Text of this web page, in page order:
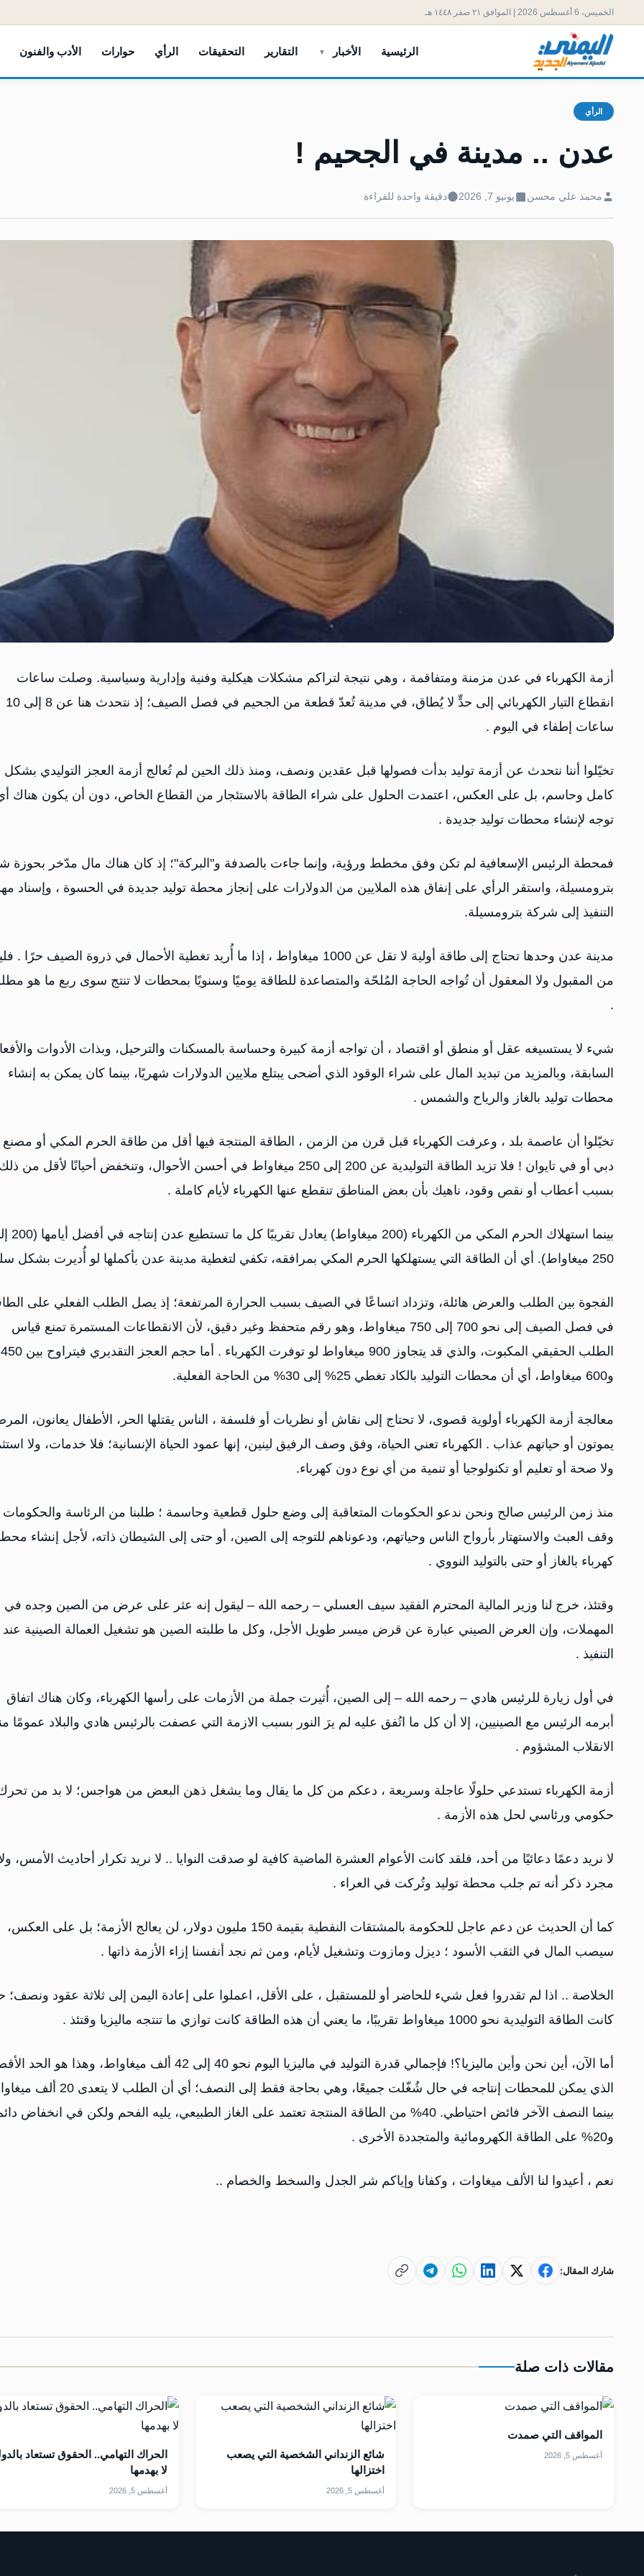
الخميس، 6 أغسطس 2026 | الموافق ٢١ صفر ١٤٤٨ هـ
الرئيسية الأخبار التقارير التحقيقات الرأي حوارات الأدب والفنون
الرأي
عدن .. مدينة في الجحيم !
محمد علي محسن يونيو 7, 2026 دقيقة واحدة للقراءة
أزمة الكهرباء في عدن مزمنة ومتفاقمة ، وهي نتيجة لتراكم مشكلات هيكلية وفنية وإدارية وسياسية. وصلت ساعات
انقطاع التيار الكهربائي إلى حدٍّ لا يُطاق، في مدينة تُعدّ قطعة من الجحيم في فصل الصيف؛ إذ نتحدث هنا عن 8 إلى 10
ساعات إطفاء في اليوم .
تخيّلوا أننا نتحدث عن أزمة توليد بدأت فصولها قبل عقدين ونصف، ومنذ ذلك الحين لم تُعالج أزمة العجز التوليدي بشكل
كامل وحاسم، بل على العكس، اعتمدت الحلول على شراء الطاقة بالاستئجار من القطاع الخاص، دون أن يكون هناك
توجه لإنشاء محطات توليد جديدة .
فمحطة الرئيس الإسعافية لم تكن وفق مخطط ورؤية، وإنما جاءت بالصدفة و"البركة"؛ إذ كان هناك مال مدّخر بحوزة
بترومسيلة، واستقر الرأي على إنفاق هذه الملايين من الدولارات على إنجاز محطة توليد جديدة في الحسوة ، وإسناد
التنفيذ إلى شركة بترومسيلة.
مدينة عدن وحدها تحتاج إلى طاقة أولية لا تقل عن 1000 ميغاواط ، إذا ما أُريد تغطية الأحمال في ذروة الصيف
من المقبول ولا المعقول أن تُواجه الحاجة المُلحّة والمتصاعدة للطاقة يوميًا وسنويًا بمحطات لا تنتج سوى ربع ما هو
.
شيء لا يستسيغه عقل أو منطق أو اقتصاد ، أن تواجه أزمة كبيرة وحساسة بالمسكنات والترحيل، وبذات الأدوات
السابقة، وبالمزيد من تبديد المال على شراء الوقود الذي أضحى يبتلع ملايين الدولارات شهريًا، بينما كان يمكن به إنشاء
محطات توليد بالغاز والرياح والشمس .
تخيّلوا أن عاصمة بلد ، وعرفت الكهرباء قبل قرن من الزمن ، الطاقة المنتجة فيها أقل من طاقة الحرم المكي أو
دبي أو في تايوان ! فلا تزيد الطاقة التوليدية عن 200 إلى 250 ميغاواط في أحسن الأحوال، وتنخفض أحيانًا لأقل من
بسبب أعطاب أو نقص وقود، ناهيك بأن بعض المناطق تنقطع عنها الكهرباء لأيام كاملة .
بينما استهلاك
250 ميغاواط). أي أن الطاقة التي يستهلكها الحرم المكي بمرافقه، تكفي لتغطية مدينة عدن بأكملها لو أُديرت بشكل سليم !
الفجوة بين الطلب والعرض هائلة، وتزداد اتساعًا في الصيف بسبب الحرارة المرتفعة؛ إذ يصل الطلب الفعلي على
في فصل الصيف إلى نحو 700 إلى 750 ميغاواط، وهو رقم متحفظ وغير دقيق، لأن الانقطاعات المستمرة تمنع قياس
الطلب الحقيقي المكبوت، والذي قد يتجاوز 900 ميغاواط لو توفرت الكهرباء . أما حجم العجز التقديري فيتراوح بين 450
و600 ميغاواط، أي أن محطات التوليد بالكاد تغطي 25% إلى 30% من الحاجة الفعلية.
معالجة أزمة الكهرباء أولوية قصوى، لا تحتاج إلى نقاش أو نظريات أو فلسفة ، الناس يقتلها الحر، الأطفال يعانون،
يموتون أو حياتهم عذاب . الكهرباء تعني الحياة، وفق وصف الرفيق لينين، إنها عمود الحياة الإنسانية؛ فلا خدمات، ولا
ولا صحة أو تعليم أو تكنولوجيا أو تنمية من أي نوع دون كهرباء.
منذ زمن الرئيس صالح ونحن ندعو الحكومات المتعاقبة إلى وضع حلول قطعية وحاسمة ؛ طلبنا من الرئاسة والحكومات
وقف العبث والاستهتار بأرواح الناس وحياتهم، ودعوناهم للتوجه إلى الصين، أو حتى إلى الشيطان ذاته، لأجل إنشاء
كهرباء بالغاز أو حتى بالتوليد النووي .
وقتئذ، خرج لنا وزير المالية المحترم الفقيد سيف العسلي – رحمه الله – ليقول إنه عثر على عرض من الصين وجده
المهملات، وإن العرض الصيني عبارة عن قرض ميسر طويل الأجل، وكل ما طلبته الصين هو تشغيل العمالة الصينية عند
التنفيذ .
في أول زيارة للرئيس هادي – رحمه الله – إلى الصين، أُثيرت جملة من الأزمات على رأسها الكهرباء، وكان هناك اتفاق
أبرمه الرئيس مع الصينيين، إلا أن كل ما اتُفق عليه لم يرَ النور بسبب الازمة التي عصفت بالرئيس هادي والبلاد عمومًا
الانقلاب المشؤوم .
أزمة الكهرباء تستدعي حلولًا عاجلة وسريعة ، دعكم من كل ما يقال وما يشغل ذهن البعض من هواجس؛ لا بد من
حكومي ورئاسي لحل هذه الأزمة .
لا نريد دعمًا دعائيًا من أحد، فلقد كانت الأعوام العشرة الماضية كافية لو صدقت النوايا .. لا نريد تكرار أحاديث الأمس،
مجرد ذكر أنه تم جلب محطة توليد وتُركت في العراء .
كما أن الحديث عن دعم عاجل للحكومة بالمشتقات النفطية بقيمة 150 مليون دولار، لن يعالج الأزمة؛ بل على العكس،
سيصب المال في الثقب الأسود ؛ ديزل ومازوت وتشغيل لأيام، ومن ثم نجد أنفسنا إزاء الأزمة ذاتها .
الخلاصة .. اذا لم تقدروا فعل شيء للحاضر أو للمستقبل ، على الأقل، اعملوا على إعادة اليمن إلى ثلاثة عقود ونصف؛
كانت الطاقة التوليدية نحو 1000 ميغاواط تقريبًا، ما يعني أن هذه الطاقة كانت توازي ما تنتجه ماليزيا وقتئذ .
أما الآن، أين نحن وأين ماليزيا؟! فإجمالي قدرة التوليد في ماليزيا اليوم نحو 40 إلى 42 ألف ميغاواط، وهذا هو
الذي يمكن للمحطات إنتاجه في حال شُغّلت جميعًا، وهي بحاجة فقط إلى النصف؛ أي أن
بينما النصف الآخر فائض احتياطي. 40% من الطاقة المنتجة تعتمد على الغاز الطبيعي، يليه الفحم ولكن في انخفاض
و20% على الطاقة الكهرومائية والمتجددة الأخرى .
نعم ، أعيدوا لنا الألف ميغاوات ، وكفانا وإياكم شر الجدل والسخط والخصام ..
شارك المقال:
مقالات ذات صلة
المواقف التي صمدت
أغسطس 5, 2026
شائع الزنداني الشخصية التي يصعب
اختزالها
أغسطس 5, 2026
الحراك التهامي.. الحقوق تستعاد
لا بهدمها
أغسطس 5, 2026